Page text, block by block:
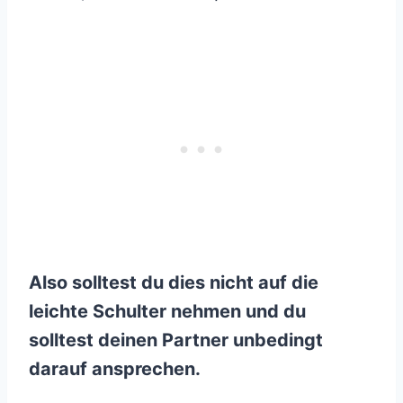
Also solltest du dies nicht auf die
leichte Schulter nehmen und du
solltest deinen Partner unbedingt
darauf ansprechen.